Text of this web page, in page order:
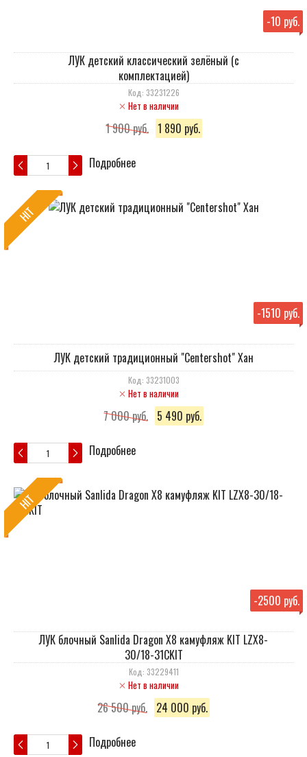
-10 руб.
ЛУК детский классический зелёный (с
комплектацией)
Код: 33231226
Нет в наличии
1 900 руб. 1 890 руб.
Подробнее
-1510 руб.
HIT
ЛУК детский традиционный "Centershot" Хан
Код: 33231003
Нет в наличии
7 000 руб. 5 490 руб.
Подробнее
-2500 руб.
HIT
ЛУК блочный Sanlida Dragon X8 камуфляж KIT LZX8-
30/18-31СKIT
Код: 33229411
Нет в наличии
26 500 руб. 24 000 руб.
Подробнее